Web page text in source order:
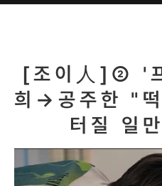
[조이人]② '
희→공주한 "
터질 일